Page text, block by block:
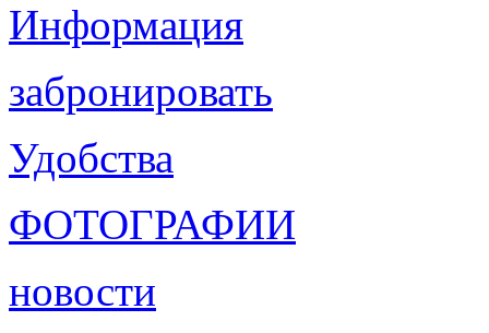
Информация
забронировать
Удобства
ФОТОГРАФИИ
новости